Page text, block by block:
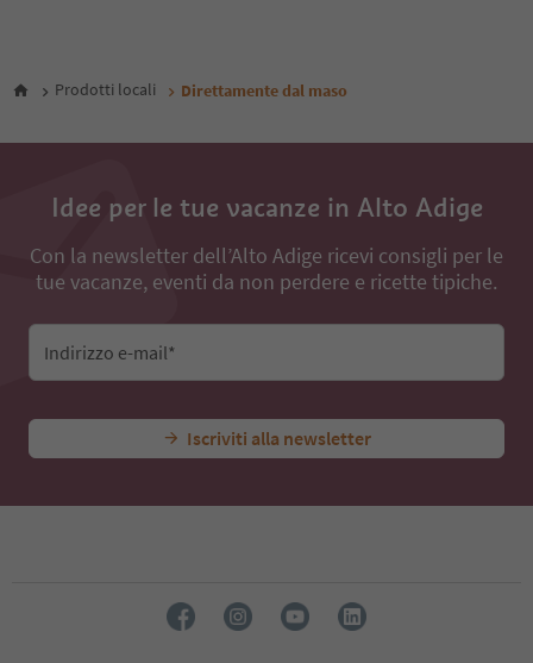
Prodotti locali Direttamente dal maso
Idee per le tue vacanze in Alto Adige
Con la newsletter dell’Alto Adige ricevi consigli per le
tue vacanze, eventi da non perdere e ricette tipiche.
Indirizzo e-mail*
Iscriviti alla newsletter